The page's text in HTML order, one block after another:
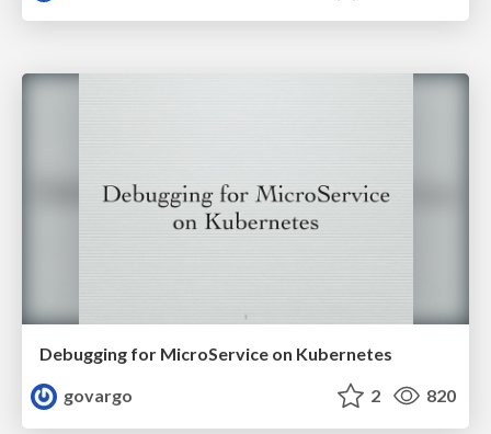
Debugging for MicroService on Kubernetes
govargo
2 820